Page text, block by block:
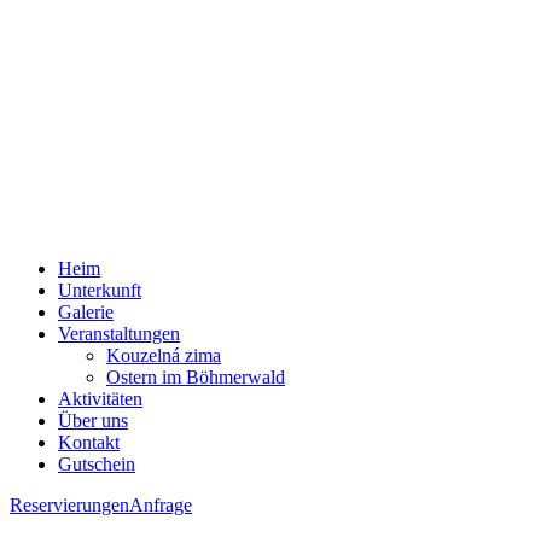
Heim
Unterkunft
Galerie
Veranstaltungen
Kouzelná zima
Ostern im Böhmerwald
Aktivitäten
Über uns
Kontakt
Gutschein
ReservierungenAnfrage